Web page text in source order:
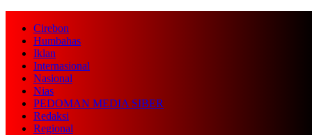
Cirebon
Humbahas
Iklan
Internasional
Nasional
Nias
PEDOMAN MEDIA SIBER
Redaksi
Regional